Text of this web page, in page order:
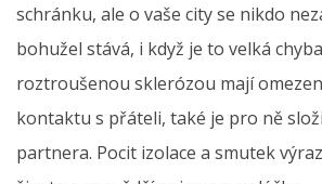
schránku, ale o vaše city se nikdo
bohužel stává, i když je to velká
roztroušenou sklerózou mají
kontaktu s přáteli, také je pro ně
partnera. Pocit izolace a smutek